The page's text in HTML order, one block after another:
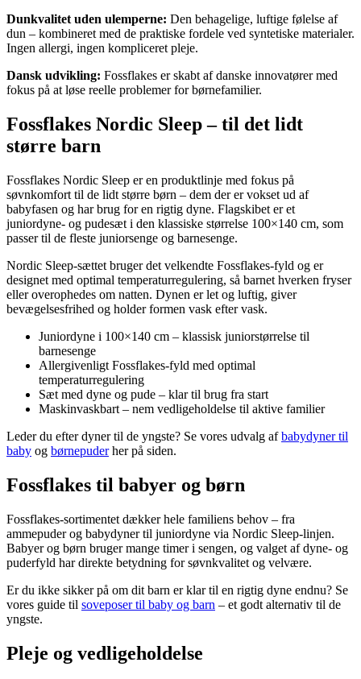
Dunkvalitet uden ulemperne: Den behagelige, luftige følelse af
dun – kombineret med de praktiske fordele ved syntetiske materialer.
Ingen allergi, ingen kompliceret pleje.
Dansk udvikling: Fossflakes er skabt af danske innovatører med
fokus på at løse reelle problemer for børnefamilier.
Fossflakes Nordic Sleep – til det lidt
større barn
Fossflakes Nordic Sleep er en produktlinje med fokus på
søvnkomfort til de lidt større børn – dem der er vokset ud af
babyfasen og har brug for en rigtig dyne. Flagskibet er et
juniordyne- og pudesæt i den klassiske størrelse 100×140 cm, som
passer til de fleste juniorsenge og barnesenge.
Nordic Sleep-sættet bruger det velkendte Fossflakes-fyld og er
designet med optimal temperaturregulering, så barnet hverken fryser
eller overophedes om natten. Dynen er let og luftig, giver
bevægelsesfrihed og holder formen vask efter vask.
Juniordyne i 100×140 cm – klassisk juniorstørrelse til
barnesenge
Allergivenligt Fossflakes-fyld med optimal
temperaturregulering
Sæt med dyne og pude – klar til brug fra start
Maskinvaskbart – nem vedligeholdelse til aktive familier
Leder du efter dyner til de yngste? Se vores udvalg afbabydyner til
baby og børnepuderher på siden.
Fossflakes til babyer og børn
Fossflakes-sortimentet dækker hele familiens behov – fra
ammepuder og babydyner til juniordyne via Nordic Sleep-linjen.
Babyer og børn bruger mange timer i sengen, og valget af dyne- og
puderfyld har direkte betydning for søvnkvalitet og velvære.
Er du ikke sikker på om dit barn er klar til en rigtig dyne endnu? Se
vores guide til soveposer til baby og barn – et godt alternativ til de
yngste.
Pleje og vedligeholdelse